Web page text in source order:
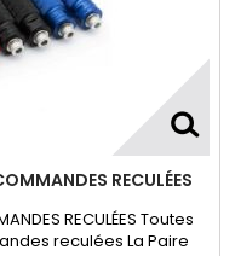
RECULÉES
RECULÉES Toutes
reculées La Paire